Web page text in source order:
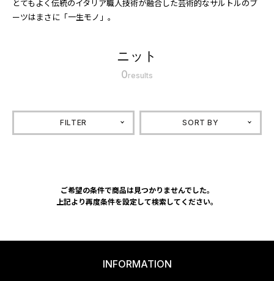
とてもよく伝統のイタリア職人技術が融合した芸術的なサルトルのブ
ーツはまさに「一生モノ」。
ニット
0results
FILTER SORT BY
ご希望の条件で商品は見つかりませんでした。
上記より再度条件を設定して検索してください。
INFORMATION